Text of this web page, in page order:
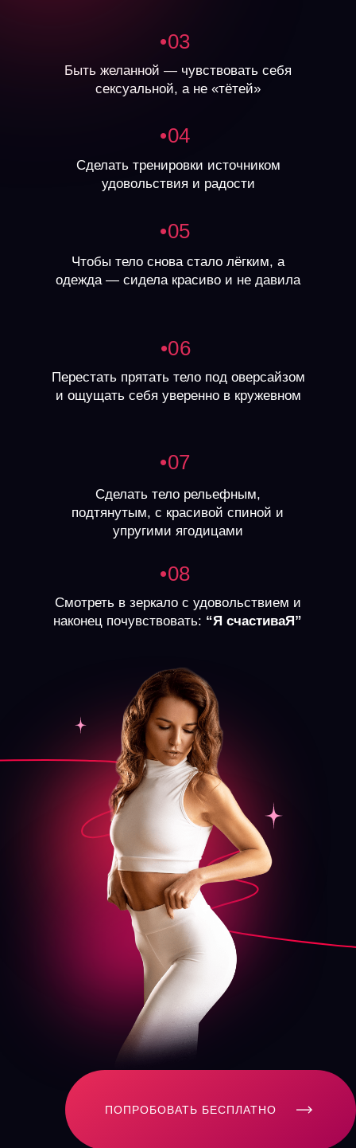
Быть желанной — чувствовать себя
сексуальной, а не «тётей»
Чтобы тело снова стало лёгким, а
одежда — сидела красиво и не давила
Перестать прятать тело под оверсайзом
и ощущать себя уверенно в кружевном
Сделать тренировки источником
удовольствия и радости
Смотреть в зеркало с удовольствием и
наконец почувствовать: “Я счастиваЯ”
Сделать тело рельефным,
подтянутым, с красивой спиной и
упругими ягодицами
•03
•04
•05
•06
•07
•08
ПОПРОБОВАТЬ БЕСПЛАТНО